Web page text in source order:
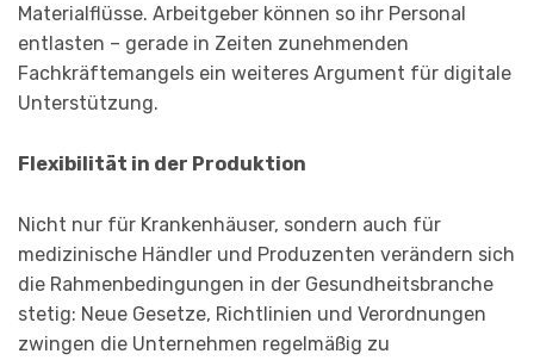
Materialflüsse. Arbeitgeber können so ihr Personal
entlasten – gerade in Zeiten zunehmenden
Fachkräftemangels ein weiteres Argument für digitale
Unterstützung.
Flexibilität in der Produktion
Nicht nur für Krankenhäuser, sondern auch für
medizinische Händler und Produzenten verändern sich
die Rahmenbedingungen in der Gesundheitsbranche
stetig: Neue Gesetze, Richtlinien und Verordnungen
zwingen die Unternehmen regelmäßig zu